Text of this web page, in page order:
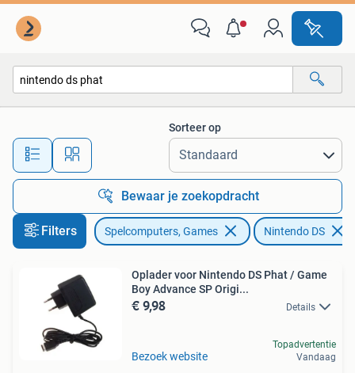
Alle afstanden…
Sorteer op
Bewaar je zoekopdracht
Filters Spelcomputers, Games Nintendo DS
Oplader voor Nintendo DS Phat / Game
Boy Advance SP Origi...
€ 9,98 Details
Bezoek website
Topadvertentie
Vandaag